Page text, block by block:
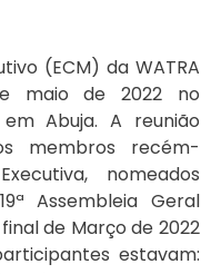
(ECM) da WATRA
maio de 2022 no
Abuja. A reunião
membros recém-
nomeados
Assembleia Geral
de Março de 2022
estavam: